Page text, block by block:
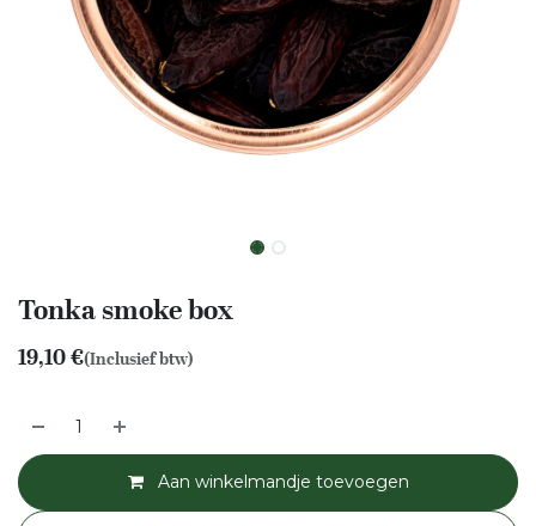
Tonka smoke box
19,10€(Inclusief btw)
Aan winkelmandje toevoegen